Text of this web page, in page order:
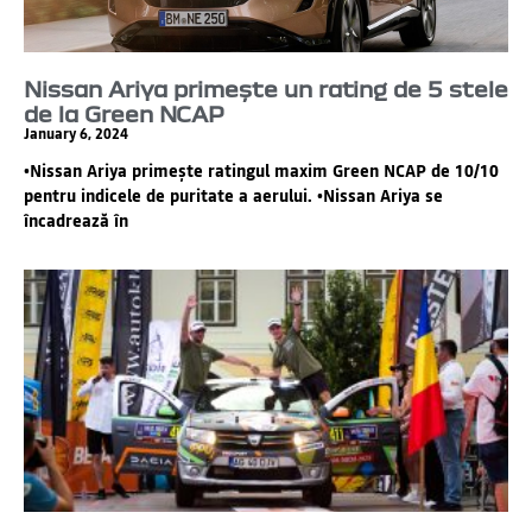
Nissan Ariya primește un rating de 5 stele
de la Green NCAP
January 6, 2024
•Nissan Ariya primește ratingul maxim Green NCAP de 10/10
pentru indicele de puritate a aerului. •Nissan Ariya se
încadrează în